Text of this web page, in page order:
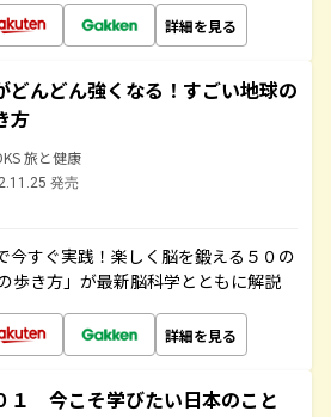
詳細を見る
どんどん強くなる！すごい地球の
方
旅と健康
発売
今すぐ実践！楽しく脳を鍛える５０の
歩き方」が最新脳科学とともに解説
詳細を見る
１ 今こそ学びたい日本のこと